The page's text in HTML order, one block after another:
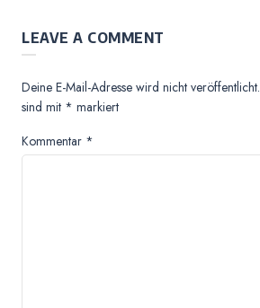
LEAVE A COMMENT
Deine E-Mail-Adresse wird nicht veröffentlicht.
sind mit * markiert
Kommentar *